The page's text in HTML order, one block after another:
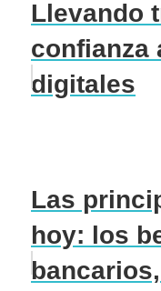
Llevando
confianza
digitales
Las
hoy: los